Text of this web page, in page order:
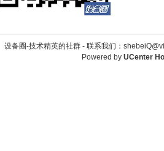
设备圈-技术精英的社群 - 联系我们：
Powered by UCenter